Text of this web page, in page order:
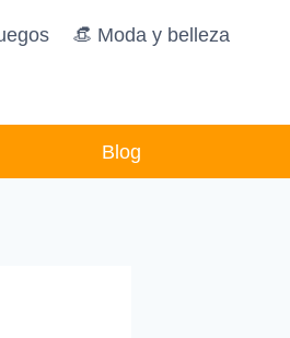
👒 Moda y belleza
Blog